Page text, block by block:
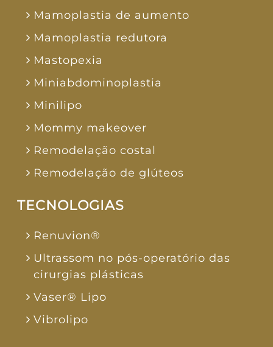
Mamoplastia de aumento
Mamoplastia redutora
Mastopexia
Miniabdominoplastia
Minilipo
Mommy makeover
Remodelação costal
Remodelação de glúteos
TECNOLOGIAS
Renuvion®
Ultrassom no pós-operatório das
cirurgias plásticas
Vaser® Lipo
Vibrolipo